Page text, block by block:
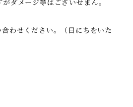
ダメージ等はございせまん。
わせください。（日にちをいた